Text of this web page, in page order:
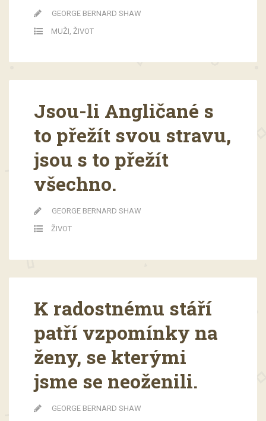
GEORGE BERNARD SHAW
MUŽI, ŽIVOT
Jsou-li Angličané s
to přežít svou stravu,
jsou s to přežít
všechno.
GEORGE BERNARD SHAW
ŽIVOT
K radostnému stáří
patří vzpomínky na
ženy, se kterými
jsme se neoženili.
GEORGE BERNARD SHAW